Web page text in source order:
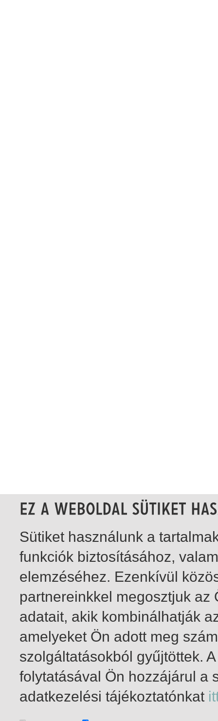
1-2 / total 2 hit
Sütiket használunk a
funkciók biztosításához,
elemzéséhez. Ezenkívül
partnereinkkel megosztjuk
adatait, akik kombinálhatják
amelyeket Ön adott meg
szolgáltatásokból gyűjtöttek.
folytatásával Ön hozzájárul a
adatkezelési tájékoztatónkat